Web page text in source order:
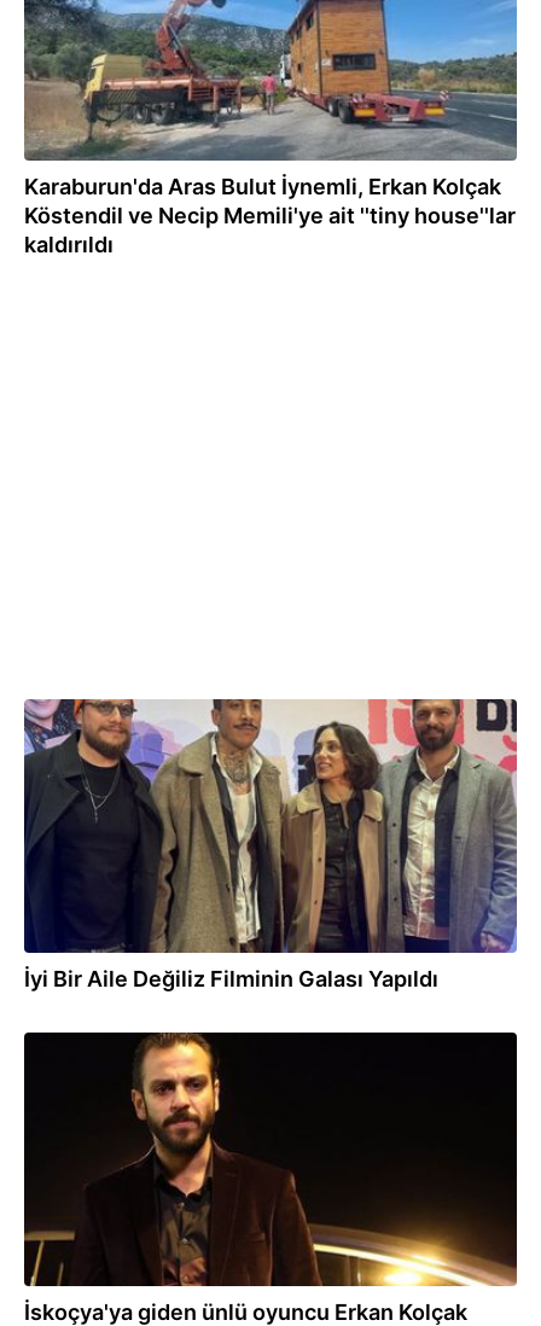
Karaburun'da Aras Bulut İynemli, Erkan Kolçak
Köstendil ve Necip Memili'ye ait ''tiny house''lar
kaldırıldı
31.01.2024
İyi Bir Aile Değiliz Filminin Galası Yapıldı
İskoçya'ya giden ünlü oyuncu Erkan Kolçak